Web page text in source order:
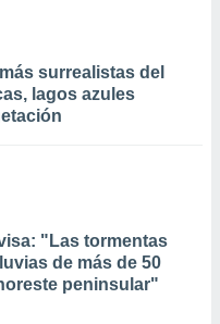
surrealistas del
lagos azules
"Las tormentas
de más de 50
peninsular"